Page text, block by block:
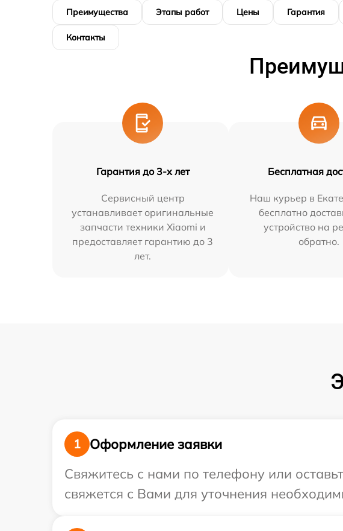
Преимущества Этапы работ Цены Гарантия
Контакты
Гарантия до 3-х лет
Сервисный центр
устанавливает оригинальные
запчасти техники Xiaomi и
предоставляет гарантию до 3
лет.
Бесплатная
Наш курьер в
бесплатно
устройство на
обратно.
1
Оформление заявки
Свяжитесь с нами по телефону или
свяжется с Вами для уточнения